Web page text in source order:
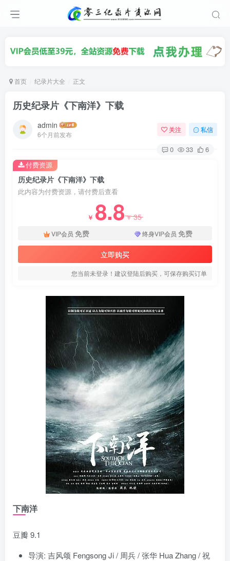
首页 纪录片大全 正文
历史纪录片《下南洋》下载
admin
6个月前发布
关注 私信
0 33 6
历史纪录片《下南洋》下载
此内容为付费资源，请付费后查看
￥ 8.8￥35
VIP会员 免费 终身VIP会员 免费
立即购买
您当前未登录！建议登陆后购买，可保存购买订单
付费资源
下南洋
豆瓣 9.1
导演: 吉风颂 Fengsong Ji / 周兵 / 张华 Hua Zhang / 祝